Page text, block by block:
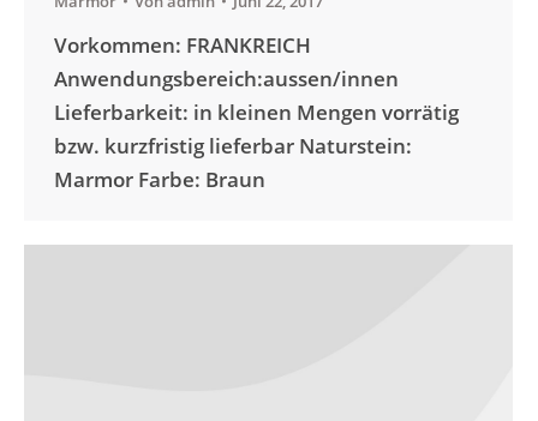
Vorkommen: FRANKREICH
Anwendungsbereich:aussen/innen
Lieferbarkeit: in kleinen Mengen vorrätig
bzw. kurzfristig lieferbar Naturstein:
Marmor Farbe: Braun